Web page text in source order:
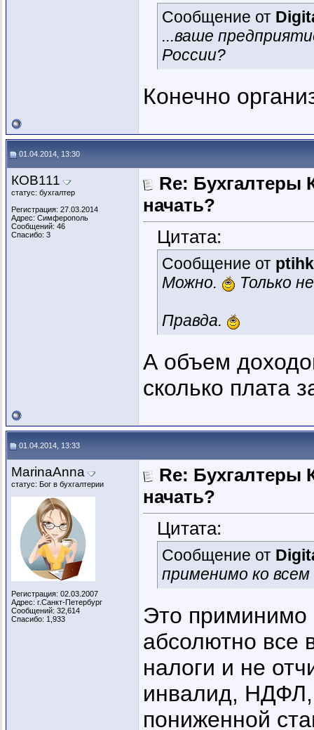
Сообщение от
...ваше
России?
Конечно
01.04.2014, 13:30
КОВ111
статус: бухгалтер
Регистрация: 27.03.2014
Адрес: Симферополь
Сообщений: 46
Спасибо: 3
Re: Бухгалтеры
начать?
Цитата:
Сообщение от
Можно.
Только
Правда.
А объем
сколько плата
01.04.2014, 13:33
MarinaAnna
статус: Бог в бухгалтерии
Регистрация: 02.03.2007
Адрес: г.Санкт-Петербург
Сообщений: 32,614
Спасибо: 1,933
Re: Бухгалтеры
начать?
Цитата:
Сообщение от
применимо ко
Это приминимо
абсолютно все
налоги и не
инвалид,
пониженной